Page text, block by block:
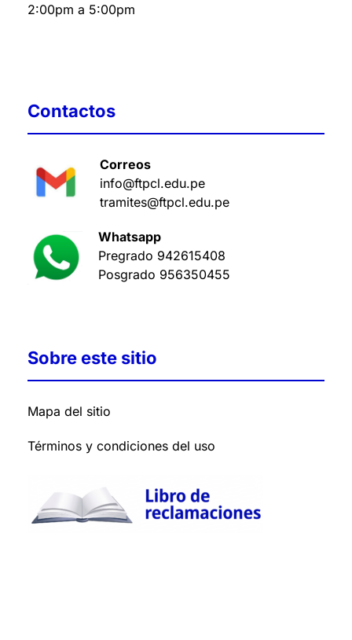
2:00pm a 5:00pm
Contactos
Correos
info@ftpcl.edu.pe
tramites@ftpcl.edu.pe
Whatsapp
Pregrado 942615408
Posgrado 956350455
Sobre este sitio
Mapa del sitio
Términos y condiciones del uso